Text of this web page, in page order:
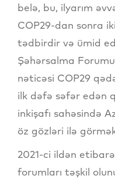
belə, bu, ilyarım
COP29-dan sonra
tədbirdir və ümid
Şəhərsalma
nəticəsi COP29
ilk dəfə səfər edən
inkişafı sahəsində
öz gözləri ilə
2021-ci ildən
forumları təşkil